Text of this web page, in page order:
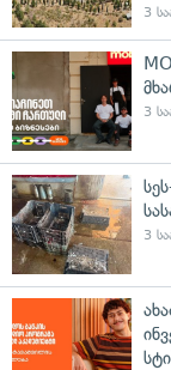
3
3
3